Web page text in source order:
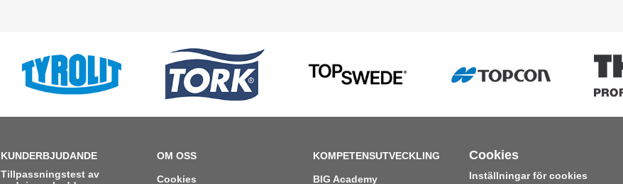
KUNDERBJUDANDE
Tillpassningstest av
OM OSS
Cookies
KOMPETENSUTVECKLING
BIG Academy
Cookies
Inställningar för cookies